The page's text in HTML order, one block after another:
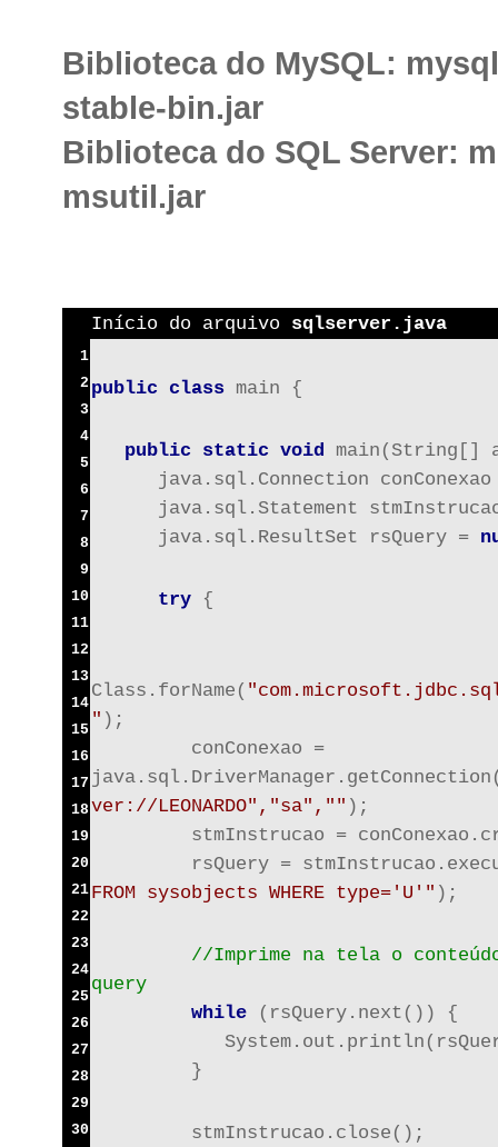
Biblioteca do MySQL:
stable-bin.jar
Biblioteca do SQL Server:
msutil.jar
Início do arquivo sqlserver.java
1
2
3
4
5
6
7
8
9
10
11
12
13
14
15
16
17
18
19
20
21
22
23
24
25
26
27
28
29
30
public class main {
public static void main(String[]
java.sql.Connection
java.sql.Statement
java.sql.ResultSet rsQuery =
try {
Class.forName(
" );
conConexao =
ver://LEONARDO","sa","" );
stmInstrucao =
rsQuery =
FROM sysobjects WHERE type='U'" );
//Imprime na tela o
query
while (rsQuery.next()) {
}
stmInstrucao.close();